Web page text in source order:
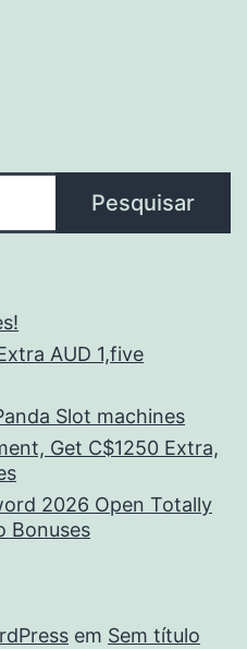
Pesquisar
AUD 1,five
Slot machines
Get C$1250 Extra,
2026 Open Totally
Bonuses
em Sem título